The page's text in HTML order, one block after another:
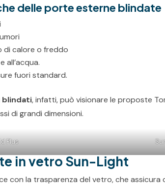
delle porte esterne blindate
di calore o freddo
all’acqua.
fuori standard.
blindati, infatti, può visionare le proposte
di grandi dimensioni.
Plus
in vetro Sun-Light
con la trasparenza del vetro, che assicura